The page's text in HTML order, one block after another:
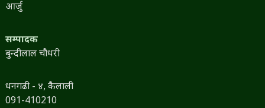
आर्जु
सम्पादक
बुन्दीलाल चौधरी
धनगढी - ४, कैलाली
091-410210